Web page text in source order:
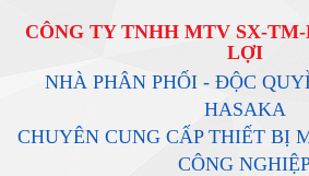
CÔNG TY TNHH MTV SX-
LỢI
NHÀ PHÂN PHỐI - ĐỘC
HASAKA
CHUYÊN CUNG CẤP THIẾT BỊ
CÔNG